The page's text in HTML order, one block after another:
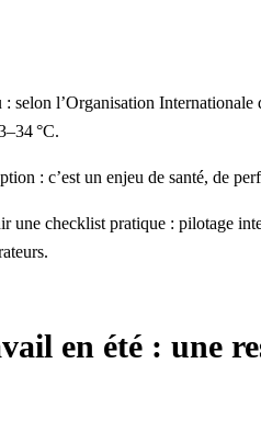
selon l’Organisation Internationale
°C.
: c’est un enjeu de santé, de
checklist pratique : pilotage
en été : une